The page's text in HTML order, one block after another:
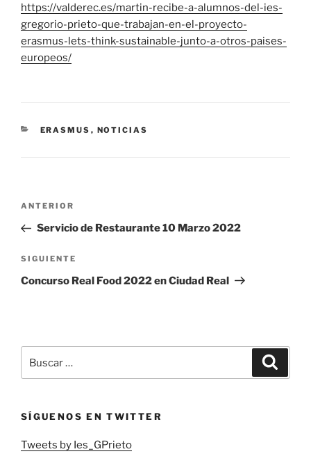
https://valderec.es/martin-recibe-a-alumnos-del-ies-
gregorio-prieto-que-trabajan-en-el-proyecto-
erasmus-lets-think-sustainable-junto-a-otros-paises-
europeos/
CATEGORÍAS
ERASMUS , NOTICIAS
Navegación
entradas
Entrada
anterior:
ANTERIOR
Servicio de Restaurante 10 Marzo 2022
Siguiente
entrada
SIGUIENTE
Concurso Real Food 2022 en Ciudad Real
por:
SÍGUENOS EN TWITTER
Tweets by Ies_GPrieto